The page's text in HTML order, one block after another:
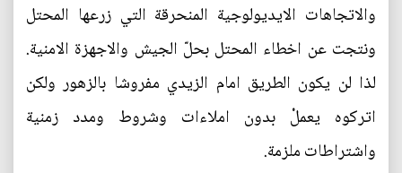
والاتجاهات الايديولوجية المنحرقة التي زرعها المحتل
ونتجت عن اخطاء المحتل بحلّ الجيش والاجهزة الامنية.
لذا لن يكون الطريق امام الزيدي مفروشا بالزهور ولكن
اتركوه يعملْ بدون املاءات وشروط ومدد زمنية
واشتراطات ملزمة.